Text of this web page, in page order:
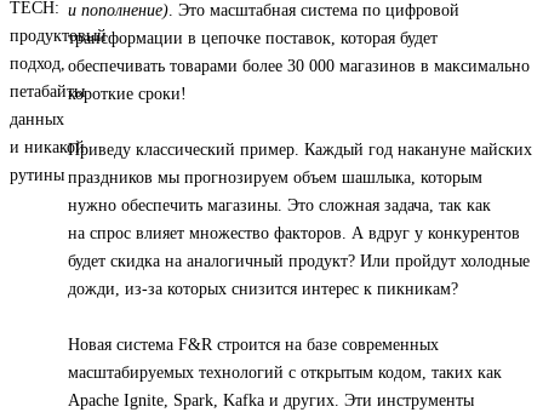
и пополнение). Это масштабная система по цифровой
трансформации в цепочке поставок, которая будет
обеспечивать товарами более 30 000 магазинов в максимально
короткие сроки!
Приведу классический пример. Каждый год накануне майских
праздников мы прогнозируем объем шашлыка, которым
нужно обеспечить магазины. Это сложная задача, так как
на спрос влияет множество факторов. А вдруг у конкурентов
будет скидка на аналогичный продукт? Или пройдут холодные
дожди, из-за которых снизится интерес к пикникам?
Новая система F&R строится на базе современных
масштабируемых технологий с открытым кодом, таких как
Apache Ignite, Spark, Kafka и других. Эти инструменты